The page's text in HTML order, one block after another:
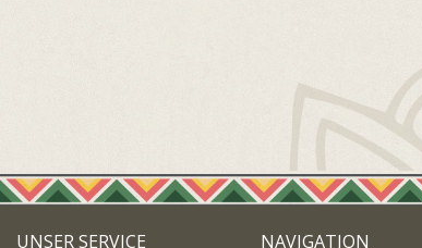
UNSER SERVICE NAVIGATION